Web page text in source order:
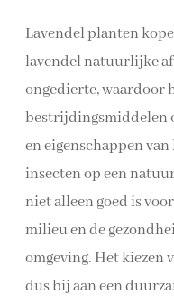
Lavendel planten
lavendel natuurlijke
ongedierte, waardoor
bestrijdingsmiddelen
en eigenschappen
insecten op een
niet alleen goed is
milieu en de
omgeving. Het kiezen
dus bij aan een